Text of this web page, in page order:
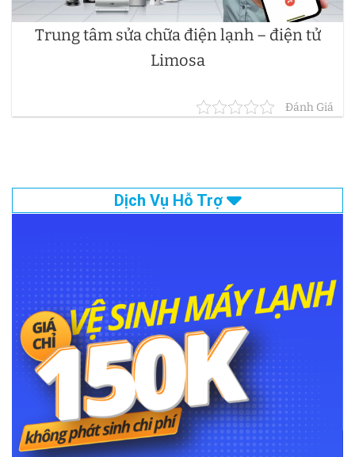
Trung tâm sửa chữa điện lạnh – điện tử
Limosa
Đánh Giá
Dịch Vụ Hỗ Trợ